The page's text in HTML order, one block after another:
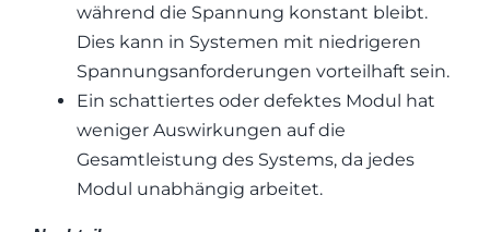
während die Spannung konstant bleibt.
Dies kann in Systemen mit niedrigeren
Spannungsanforderungen vorteilhaft sein.
Ein schattiertes oder defektes Modul hat
weniger Auswirkungen auf die
Gesamtleistung des Systems, da jedes
Modul unabhängig arbeitet.